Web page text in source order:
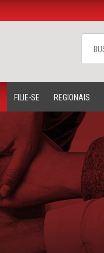
FILIE-SE REGIONAIS